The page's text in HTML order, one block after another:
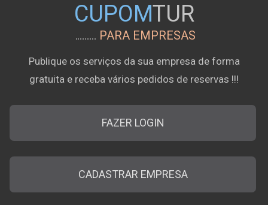
CUPOMTUR
PARA EMPRESAS
Publique os serviços da sua empresa de forma
gratuita e receba vários pedidos de reservas !!!
FAZER LOGIN
CADASTRAR EMPRESA